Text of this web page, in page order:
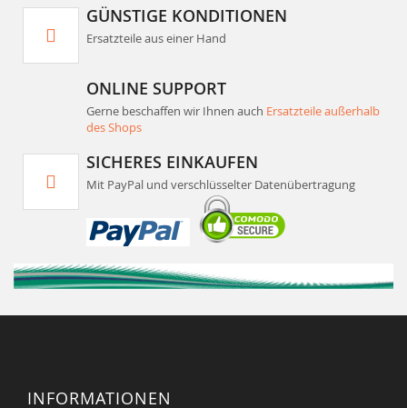
GÜNSTIGE KONDITIONEN
Ersatzteile aus einer Hand
ONLINE SUPPORT
Gerne beschaffen wir Ihnen auch Ersatzteile außerhalb
des Shops
SICHERES EINKAUFEN
Mit PayPal und verschlüsselter Datenübertragung
INFORMATIONEN